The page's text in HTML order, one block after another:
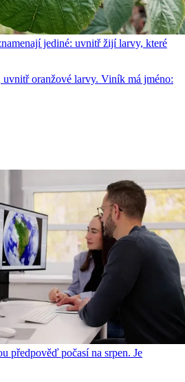
jediné: uvnitř žijí larvy, které
uvnitř oranžové larvy. Viník má jméno:
předpověď počasí na srpen. Je